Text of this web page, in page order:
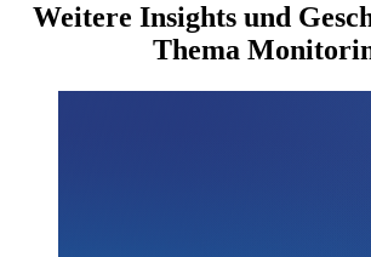
Weitere Insights und
Thema